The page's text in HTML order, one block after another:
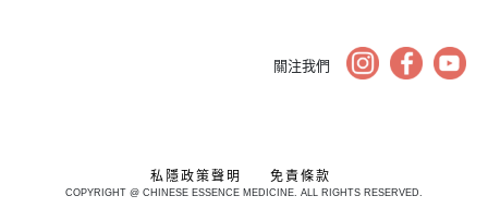
關注我們
私隱政策聲明 免責條款
COPYRIGHT @ CHINESE ESSENCE MEDICINE. ALL RIGHTS RESERVED.